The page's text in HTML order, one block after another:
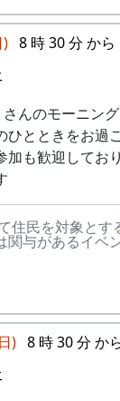
6月号より
たなだ)とは
を見てもらう
ました。
会の指導のもと
更されたような
うか。
トルですら、天
してや、お天
これぐらいは
目に見てくださ
料散布
畦道の草刈り、
07-30 棚田
中の雑草を引き
み
流されたあまご
子供たちのため
串に刺して塩焼
木
飾る万年草の苗
08-20 蕎麦
) 8 時 30 分 から
んのモーニン
ひとときをお過
加も歓迎してお
住民を対象とす
与があるイベン
) 8 時 30 分 か